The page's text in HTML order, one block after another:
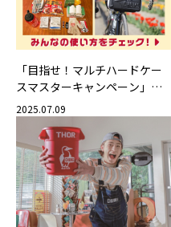
「目指せ！マルチハードケー
スマスターキャンペーン」結
果発表
2025.07.09